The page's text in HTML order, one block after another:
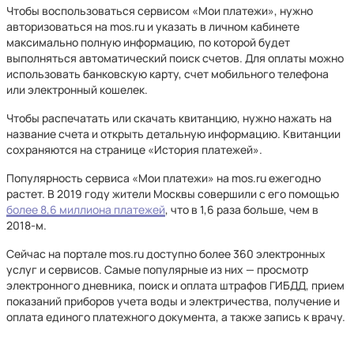
Чтобы воспользоваться сервисом «Мои платежи», нужно
авторизоваться на mos.ru и указать в личном кабинете
максимально полную информацию, по которой будет
выполняться автоматический поиск счетов. Для оплаты можно
использовать банковскую карту, счет мобильного телефона
или электронный кошелек.
Чтобы распечатать или скачать квитанцию, нужно нажать на
название счета и открыть детальную информацию. Квитанции
сохраняются на странице «История платежей».
Популярность сервиса «Мои платежи» на mos.ru ежегодно
растет. В 2019 году жители Москвы совершили с его помощью
более 8,6 миллиона платежей, что в 1,6 раза больше, чем в
2018-м.
Сейчас на портале mos.ru доступно более 360 электронных
услуг и сервисов. Самые популярные из них — просмотр
электронного дневника, поиск и оплата штрафов ГИБДД, прием
показаний приборов учета воды и электричества, получение и
оплата единого платежного документа, а также запись к врачу.